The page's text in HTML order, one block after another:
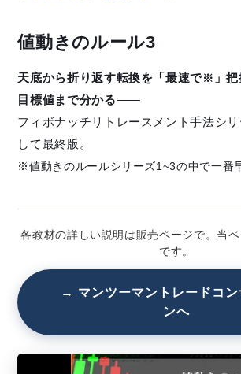
値動きのルール3
天底から折り返す転換を「最速で※ 」
目標値まで分かる——
フィボナッチリトレースメント手法シ
して最終版。
※値動きのルールシリーズ1~3の中で一番
各教材の詳しい説明は販売ページで。当
です。
→ マンツーマントレードコン
ンへ